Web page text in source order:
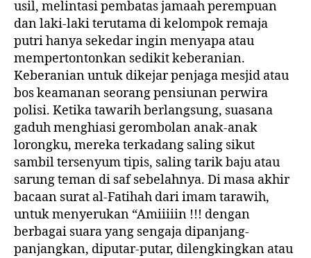
usil, melintasi pembatas jamaah perempuan
dan laki-laki terutama di kelompok remaja
putri hanya sekedar ingin menyapa atau
mempertontonkan sedikit keberanian.
Keberanian untuk dikejar penjaga mesjid atau
bos keamanan seorang pensiunan perwira
polisi. Ketika tawarih berlangsung, suasana
gaduh menghiasi gerombolan anak-anak
lorongku, mereka terkadang saling sikut
sambil tersenyum tipis, saling tarik baju atau
sarung teman di saf sebelahnya. Di masa akhir
bacaan surat al-Fatihah dari imam tarawih,
untuk menyerukan “Amiiiiin !!! dengan
berbagai suara yang sengaja dipanjang-
panjangkan, diputar-putar, dilengkingkan atau